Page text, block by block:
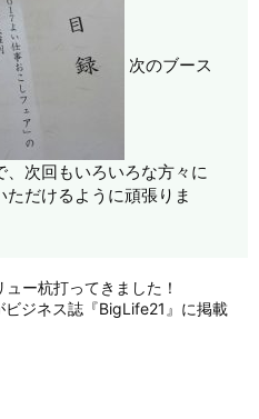
次のブース
次回もいろいろな方々に
ただけるように頑張りま
ー杭打ってきました！
ジネス誌『BigLife21』に掲載